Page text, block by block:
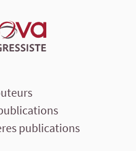
publications